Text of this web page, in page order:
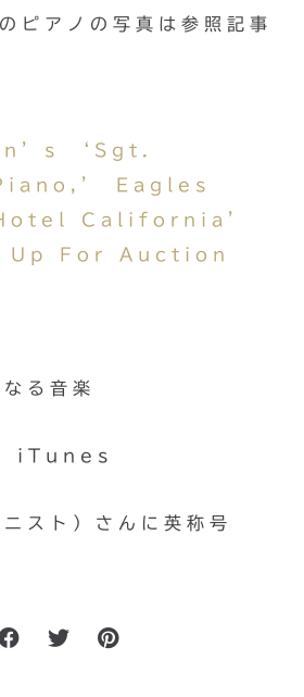
ピアノの写真は参照記事
‘Sgt.
Eagles
California’
Up For Auction
る音楽
iTunes
スト）さんに英称号